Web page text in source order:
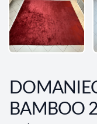
BAMBOO